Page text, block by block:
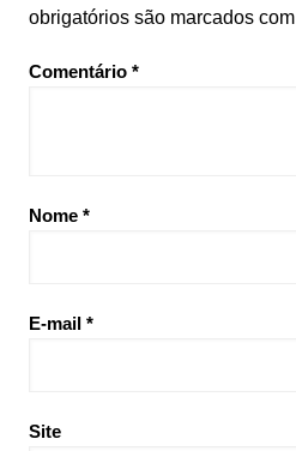
obrigatórios são marcados com
Comentário *
Nome *
E-mail *
Site